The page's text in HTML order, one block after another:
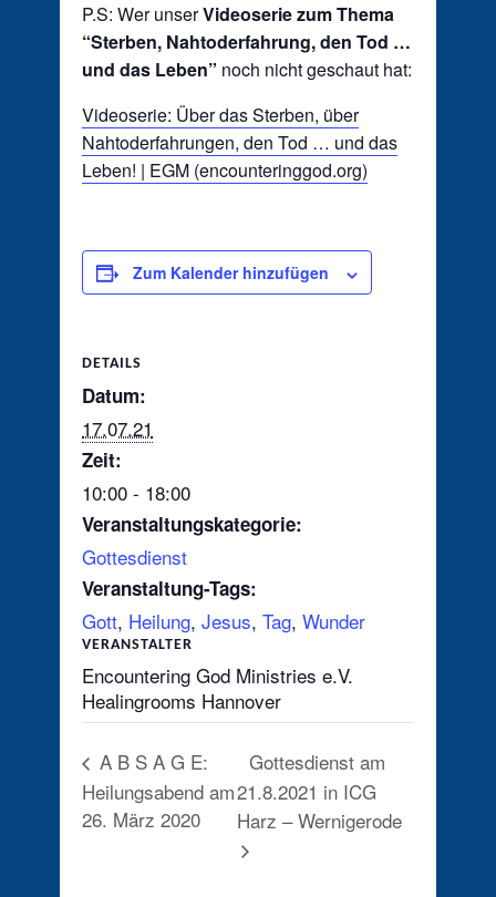
P.S: Wer unserVideoserie zum Thema
“Sterben, Nahtoderfahrung, den Tod …
und das Leben” noch nicht geschaut hat:
Videoserie: Über das Sterben, über
Nahtoderfahrungen, den Tod … und das
Leben! | EGM (encounteringgod.org)
Zum Kalender hinzufügen
DETAILS
Datum:
17.07.21
Zeit:
10:00 - 18:00
Veranstaltungskategorie:
Gottesdienst
Veranstaltung-Tags:
Gott, Heilung, Jesus, Tag, Wunder
VERANSTALTER
Encountering God Ministries e.V.
Healingrooms Hannover
A B S A G E:
Heilungsabend am
26. März 2020
Gottesdienst am
21.8.2021 in ICG
Harz – Wernigerode